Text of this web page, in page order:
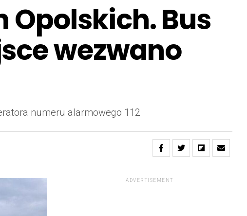
Opolskich. Bus
wezwano
numeru alarmowego 112
ADVERTISEMENT